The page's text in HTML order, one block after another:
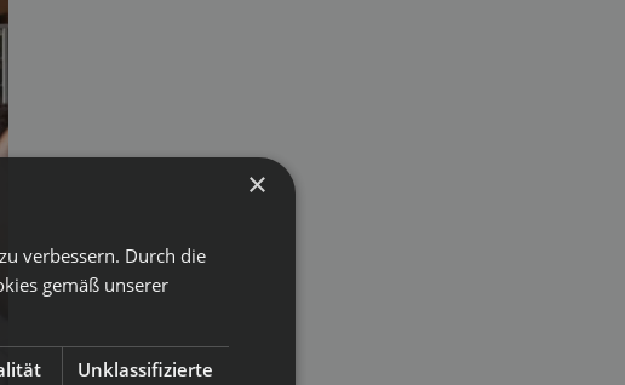
×
verbessern. Durch die
gemäß unserer
Unklassifizierte